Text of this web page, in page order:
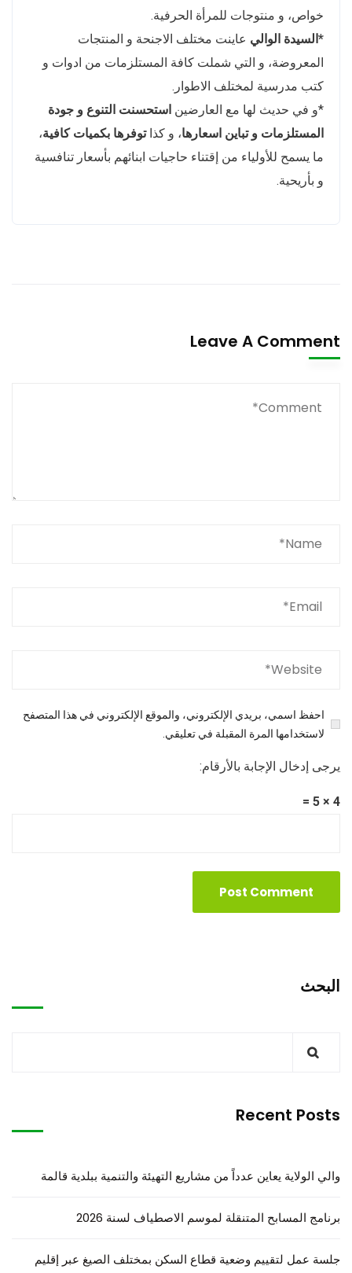
خواص، و منتوجات للمرأة الحرفية.
*السيدة الوالي عاينت مختلف الاجنحة و المنتجات
المعروضة، و التي شملت كافة المستلزمات من ادوات و
كتب مدرسية لمختلف الاطوار.
*و في حديث لها مع العارضين استحسنت التنوع و جودة
المستلزمات و تباين اسعارها، و كذاتوفرها بكميات كافية،
ما يسمح للأولياء من إقتناء حاجيات ابنائهم بأسعار تنافسية
و بأريحية.
Leave A Comment
احفظ اسمي، بريدي الإلكتروني، والموقع الإلكتروني في هذا المتصفح
لاستخدامها المرة المقبلة في تعليقي.
يرجى إدخال الإجابة بالأرقام:
4 × 5 =
البحث
Recent Posts
والي الولاية يعاين عدداً من مشاريع التهيئة والتنمية ببلدية قالمة
برنامج المسابح المتنقلة لموسم الاصطياف لسنة 2026
جلسة عمل لتقييم وضعية قطاع السكن بمختلف الصيغ عبر إقليم